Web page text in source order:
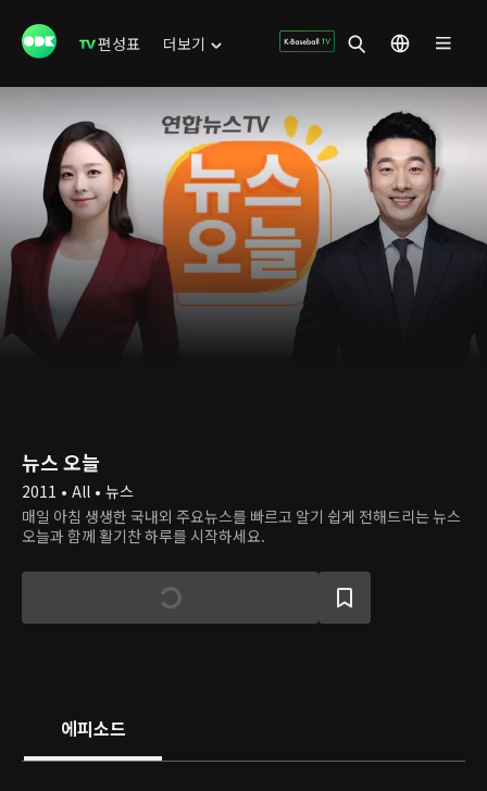
편성표 더보기
뉴스 오늘
2011 • All • 뉴스
매일 아침 생생한 국내외 주요뉴스를 빠르고 알기 쉽게 전해드리는 뉴스
오늘과 함께 활기찬 하루를 시작하세요.
에피소드